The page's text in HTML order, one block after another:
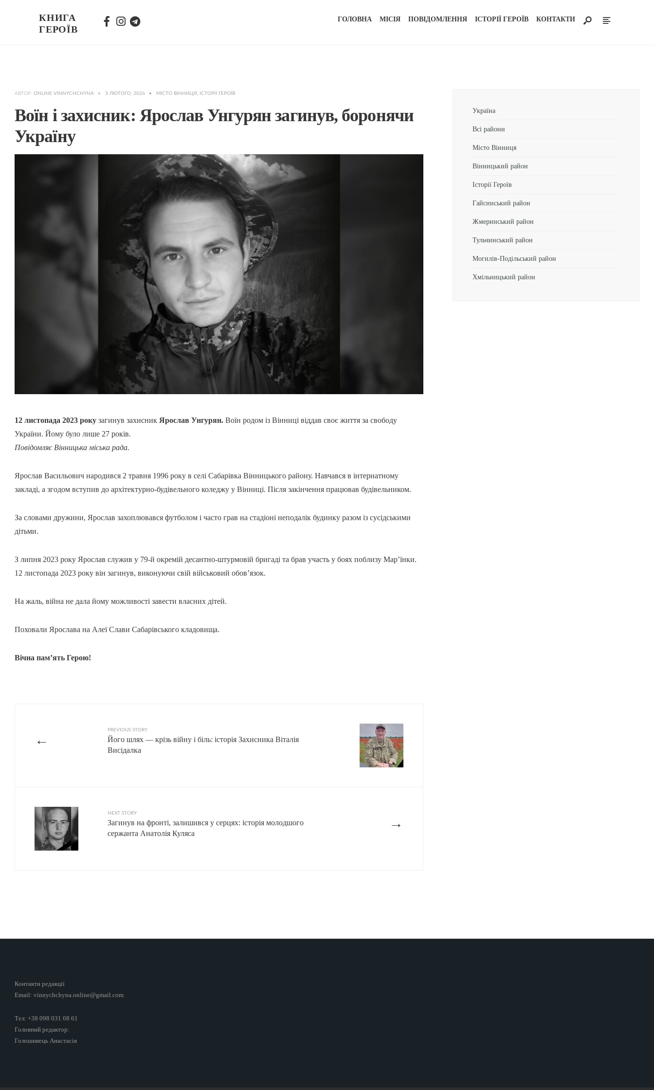
КНИГА
ГЕРОЇВ
ГОЛОВНА МІСІЯ ПОВІДОМЛЕННЯ ІСТОРІЇ ГЕРОЇВ КОНТАКТИ
АВТОР: ONLINE VINNYCHCHYNA • 3 ЛЮТОГО, 2026 • МІСТО ВІННИЦЯ , ІСТОРІЇ ГЕРОЇВ
Воїн і захисник: Ярослав Унгурян загинув, боронячи
Україну
12 листопада 2023 року загинув захисник Ярослав Унгурян. Воїн родом із Вінниці віддав своє життя за свободу
України. Йому було лише 27 років.
Повідомляє Вінницька міська рада.
Ярослав Васильович народився 2 травня 1996 року в селі Сабарівка Вінницького району. Навчався в інтернатному
закладі, а згодом вступив до архітектурно-будівельного коледжу у Вінниці. Після закінчення працював будівельником.
За словами дружини, Ярослав захоплювався футболом і часто грав на стадіоні неподалік будинку разом із сусідськими
дітьми.
З липня 2023 року Ярослав служив у 79-й окремій десантно-штурмовій бригаді та брав участь у боях поблизу Мар’їнки.
12 листопада 2023 року він загинув, виконуючи свій військовий обов’язок.
На жаль, війна не дала йому можливості завести власних дітей.
Поховали Ярослава на Алеї Слави Сабарівського кладовища.
Вічна пам’ять Герою!
←
PREVIOUS STORY
Його шлях — крізь війну і біль: історія Захисника Віталія
Висідалка
→
NEXT STORY
Загинув на фронті, залишився у серцях: історія молодшого
сержанта Анатолія Куляса
Україна
Всі райони
Місто Вінниця
Вінницький район
Історії Героїв
Гайсинський район
Жмеринський район
Тульчинський район
Могилів-Подільський район
Хмільницький район
Контакти редакції
Email: vinnychchyna.online@gmail.com
Тел: +38 098 031 08 61
Головний редактор:
Голошивець Анастасія